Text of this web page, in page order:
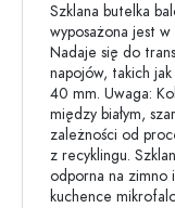
Szklana butelka
wyposażona jest w
Nadaje się do
napojów, takich
40 mm. Uwaga:
między białym,
zależności od
z recyklingu.
odporna na zimno
kuchence